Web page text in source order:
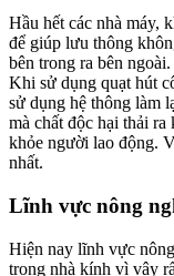
Hầu hết các nhà máy,
để giúp lưu thông
bên trong ra bên
Khi sử dụng quạt hút
sử dụng hệ thông làm
mà chất độc hại thải
khỏe người lao động.
nhất.
Lĩnh vực nông
Hiện nay lĩnh vực
trong nhà kính vì vậy